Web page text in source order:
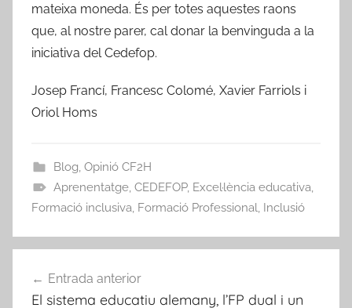
mateixa moneda. És per totes aquestes raons
que, al nostre parer, cal donar la benvinguda a la
iniciativa del Cedefop.
Josep Francí, Francesc Colomé, Xavier Farriols i
Oriol Homs
Blog Opinió CF2H
Aprenentatge, CEDEFOP, Excel·lència educativa
Formació inclusiva Formació Professional Inclusió
d'entrades
Entrada anterior
El sistema educatiu alemany, l’FP dual i un